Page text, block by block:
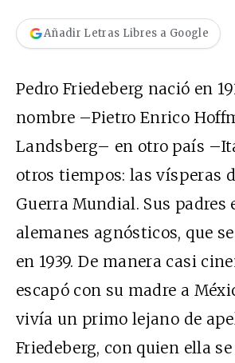
Añadir Letras Libres a Google
Pedro Friedeberg nació en
nombre –Pietro Enrico
Landsberg– en otro país
otros tiempos: las vísperas
Guerra Mundial. Sus padres
alemanes agnósticos, que
en 1939. De manera casi
escapó con su madre a
vivía un primo lejano de
Friedeberg, con quien ella se